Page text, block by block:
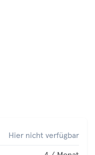
Hier nicht verfügbar